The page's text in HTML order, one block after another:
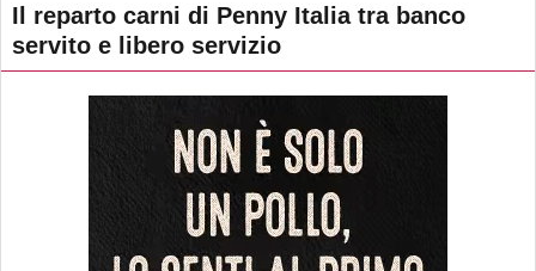
Il reparto carni di Penny Italia tra banco
servito e libero servizio